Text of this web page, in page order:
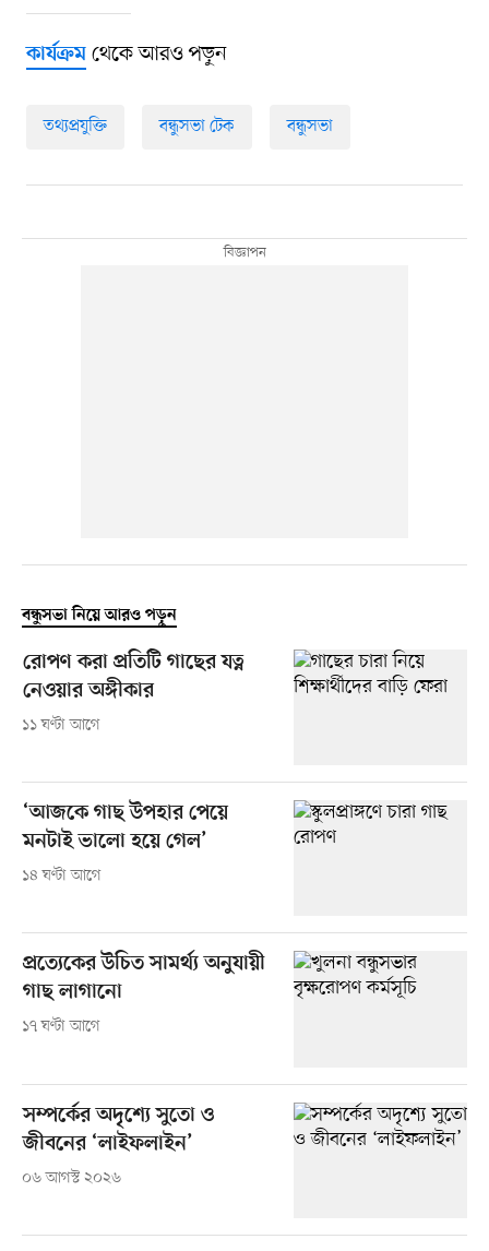
কার্যক্রমথেকে আরও পড়ুন
তথ্যপ্রযুক্তি বন্ধুসভা টেক বন্ধুসভা
বন্ধুসভা নিয়ে আরও পড়ুন
রোপণ করা প্রতিটি গাছের যত্ন
নেওয়ার অঙ্গীকার
১১ ঘণ্টা আগে
‘আজকে গাছ উপহার পেয়ে
মনটাই ভালো হয়ে গেল’
১৪ ঘণ্টা আগে
প্রত্যেকের উচিত সামর্থ্য অনুযায়ী
গাছ লাগানো
১৭ ঘণ্টা আগে
সম্পর্কের অদৃশ্যে সুতো ও
জীবনের ‘লাইফলাইন’
০৬ আগস্ট ২০২৬